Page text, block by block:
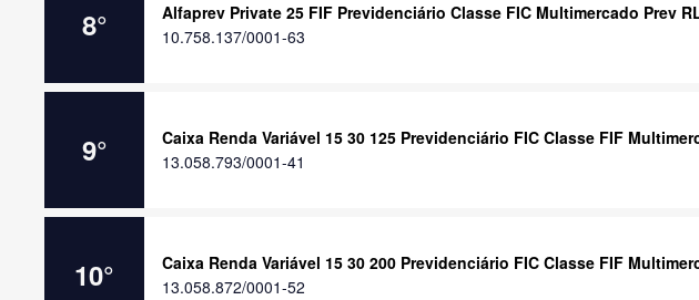
8°
Alfaprev Private 25 FIF Previdenciário Classe FIC Multimercado Prev
10.758.137/0001-63
9°
Caixa Renda Variável 15 30 125 Previdenciário FIC Classe FIF
13.058.793/0001-41
10°
Caixa Renda Variável 15 30 200 Previdenciário FIC Classe FIF
13.058.872/0001-52